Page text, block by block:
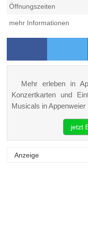
Öffnungszeiten
mehr Informationen
Mehr erleben in
Konzertkarten und
Musicals in Appenweier
jetzt
Anzeige